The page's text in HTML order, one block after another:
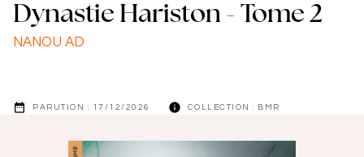
Dynastie Hariston - Tome 2
NANOU AD
date_range PARUTION : 17/12/2026 info COLLECTION : BMR